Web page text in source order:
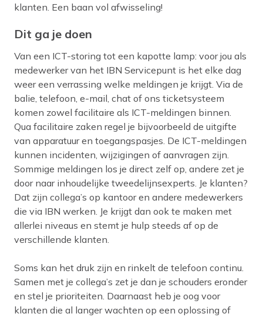
klanten. Een baan vol afwisseling!
Dit ga je doen
Van een ICT-storing tot een kapotte lamp: voor jou als
medewerker van het IBN Servicepunt is het elke dag
weer een verrassing welke meldingen je krijgt. Via de
balie, telefoon, e-mail, chat of ons ticketsysteem
komen zowel facilitaire als ICT-meldingen binnen.
Qua facilitaire zaken regel je bijvoorbeeld de uitgifte
van apparatuur en toegangspasjes. De ICT-meldingen
kunnen incidenten, wijzigingen of aanvragen zijn.
Sommige meldingen los je direct zelf op, andere zet je
door naar inhoudelijke tweedelijnsexperts. Je klanten?
Dat zijn collega’s op kantoor en andere medewerkers
die via IBN werken. Je krijgt dan ook te maken met
allerlei niveaus en stemt je hulp steeds af op de
verschillende klanten.
Soms kan het druk zijn en rinkelt de telefoon continu.
Samen met je collega’s zet je dan je schouders eronder
en stel je prioriteiten. Daarnaast heb je oog voor
klanten die al langer wachten op een oplossing of